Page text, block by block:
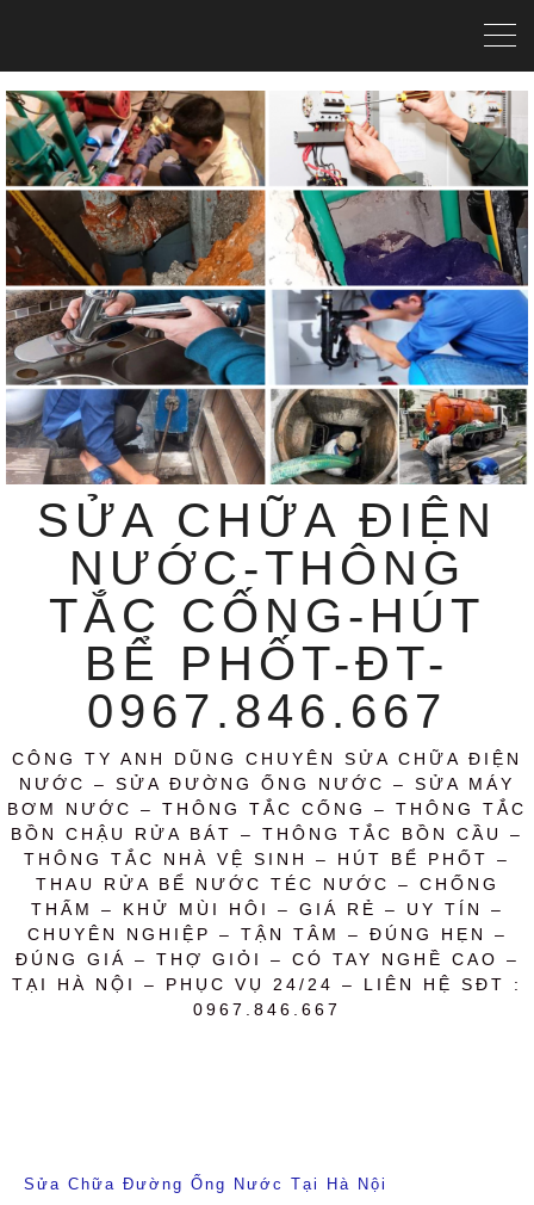
SỬA CHỮA ĐIỆN
NƯỚC-THÔNG
TẮC CỐNG-HÚT
BỂ PHỐT-ĐT-
0967.846.667
CÔNG TY ANH DŨNG CHUYÊN SỬA CHỮA ĐIỆN
NƯỚC – SỬA ĐƯỜNG ỐNG NƯỚC – SỬA MÁY
BƠM NƯỚC – THÔNG TẮC CỐNG – THÔNG TẮC
BỒN CHẬU RỬA BÁT – THÔNG TẮC BỒN CẦU –
THÔNG TẮC NHÀ VỆ SINH – HÚT BỂ PHỐT –
THAU RỬA BỂ NƯỚC TÉC NƯỚC – CHỐNG
THẤM – KHỬ MÙI HÔI – GIÁ RẺ – UY TÍN –
CHUYÊN NGHIỆP – TẬN TÂM – ĐÚNG HẸN –
ĐÚNG GIÁ – THỢ GIỎI – CÓ TAY NGHỀ CAO –
TẠI HÀ NỘI – PHỤC VỤ 24/24 – LIÊN HỆ SĐT :
0967.846.667
Sửa Chữa Đường Ống Nước Tại Hà Nội